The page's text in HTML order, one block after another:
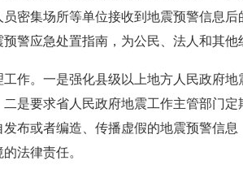
密集场所等单位接收到地震预警信息
警应急处置指南，为公民、法人和其他
工作。一是强化县级以上地方人民政府
是要求省人民政府地震工作主管部门
布或者编造、传播虚假的地震预警信
法律责任。